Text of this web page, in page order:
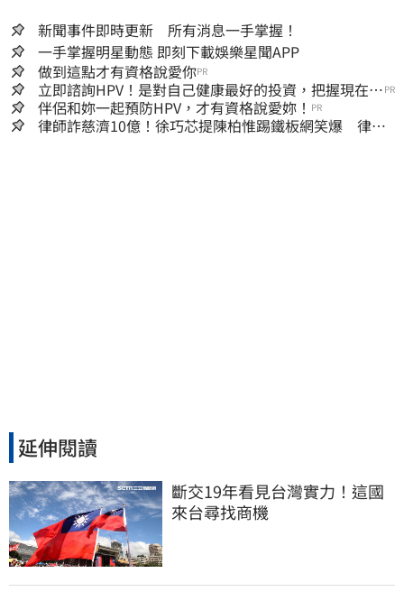
新聞事件即時更新 所有消息一手掌握！
一手掌握明星動態 即刻下載娛樂星聞APP
做到這點才有資格說愛你PR
立即諮詢HPV！是對自己健康最好的投資，把握現在不
嫌晚！
PR
伴侶和妳一起預防HPV，才有資格說愛妳！ PR
律師詐慈濟10億！徐巧芯提陳柏惟踢鐵板網笑爆 律師
延伸閱讀
斷交19年看見台灣實力！這國
來台尋找商機